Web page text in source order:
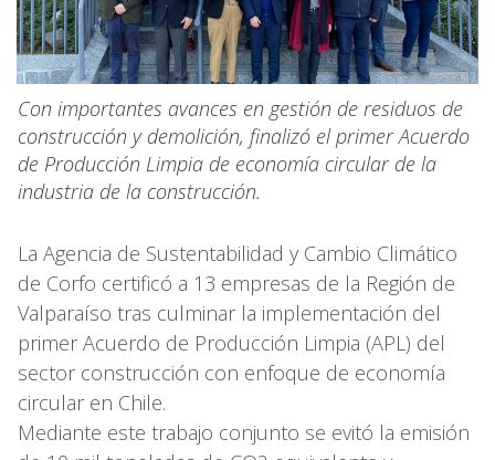
Con importantes avances en gestión de residuos de
construcción y demolición, finalizó el primer Acuerdo
de Producción Limpia de economía circular de la
industria de la construcción.
La Agencia de Sustentabilidad y Cambio Climático
de Corfo certificó a 13 empresas de la Región de
Valparaíso tras culminar la implementación del
primer Acuerdo de Producción Limpia (APL) del
sector construcción con enfoque de economía
circular en Chile.
Mediante este trabajo conjunto se evitó la emisión